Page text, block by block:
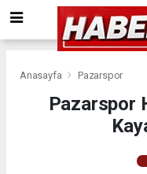
Anasayfa Pazarspor
Pazarspor